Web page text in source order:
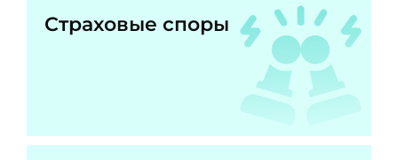
Страховые споры